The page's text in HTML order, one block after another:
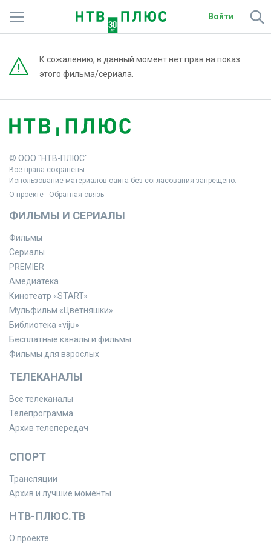
Войти
Фильмы и сериалы
Подписки
Радио
Спутниковым абонентам
О сайте
Активировать промокод
К сожалению, в данный момент нет прав на показ
этого фильма/сериала.
© ООО "НТВ-ПЛЮС"
Все права сохранены.
Использование материалов сайта без согласования запрещено.
О проекте
Обратная связь
ФИЛЬМЫ И СЕРИАЛЫ
Фильмы
Сериалы
PREMIER
Амедиатека
Кинотеатр «START»
Мульфильм «Цветняшки»
Библиотека «viju»
Бесплатные каналы и фильмы
Фильмы для взрослых
ТЕЛЕКАНАЛЫ
Все телеканалы
Телепрограмма
Архив телепередач
СПОРТ
Трансляции
Архив и лучшие моменты
НТВ-ПЛЮС.ТВ
О проекте